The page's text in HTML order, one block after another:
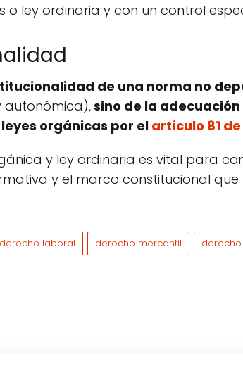
o ley ordinaria y con un control
de una norma no
autonómica),sino de la
orgánicas por el artículo 81
y ley ordinaria es vital para
y el marco constitucional que
derecho laboral derecho mercantil